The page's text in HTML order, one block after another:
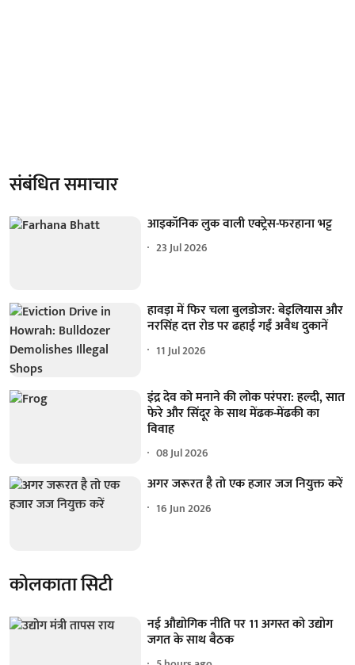
संबंधित समाचार
आइकॉनिक लुक वाली एक्‍ट्रेस-फरहाना भट्ट
23 Jul 2026
हावड़ा में फिर चला बुलडोजर: बेइलियास और
नरसिंह दत्त रोड पर ढहाई गईं अवैध दुकानें
11 Jul 2026
इंद्र देव को मनाने की लोक परंपरा: हल्दी, सात
फेरे और सिंदूर के साथ मेंढक-मेंढकी का
विवाह
08 Jul 2026
अगर जरूरत है तो एक हजार जज नियुक्त करें
16 Jun 2026
कोलकाता सिटी
नई औद्योगिक नीति पर 11 अगस्त को उद्योग
जगत के साथ बैठक